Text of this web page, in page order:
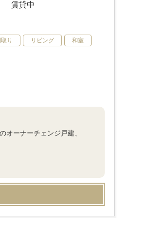
賃貸中
り リビング 和室
ーナーチェンジ戸建、